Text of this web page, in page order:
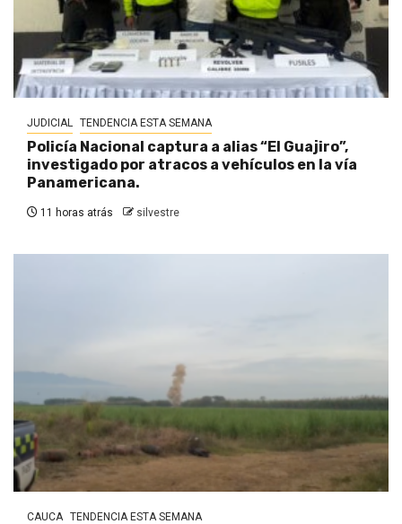
JUDICIAL TENDENCIA ESTA SEMANA
Policía Nacional captura a alias “El Guajiro”,
investigado por atracos a vehículos en la vía
Panamericana.
11 horas atrás silvestre
CAUCA TENDENCIA ESTA SEMANA